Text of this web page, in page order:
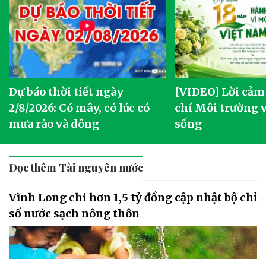
Dự báo thời tiết ngày
2/8/2026: Có mây, có lúc có
mưa rào và dông
[VIDEO] Lời
chí Môi trường
sống
Đọc thêm Tài nguyên nước
Vĩnh Long chi hơn 1,5 tỷ đồng cập nhật bộ chỉ
số nước sạch nông thôn